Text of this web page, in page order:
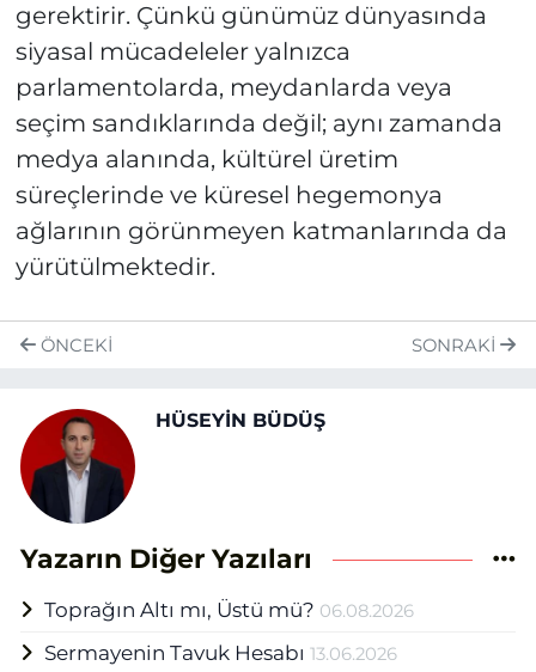
gerektirir. Çünkü günümüz dünyasında
siyasal mücadeleler yalnızca
parlamentolarda, meydanlarda veya
seçim sandıklarında değil; aynı zamanda
medya alanında, kültürel üretim
süreçlerinde ve küresel hegemonya
ağlarının görünmeyen katmanlarında da
yürütülmektedir.
ÖNCEKI SONRAKI
HÜSEYİN BÜDÜŞ
Yazarın Diğer Yazıları
Toprağın Altı mı, Üstü mü? 06.08.2026
Sermayenin Tavuk Hesabı 13.06.2026